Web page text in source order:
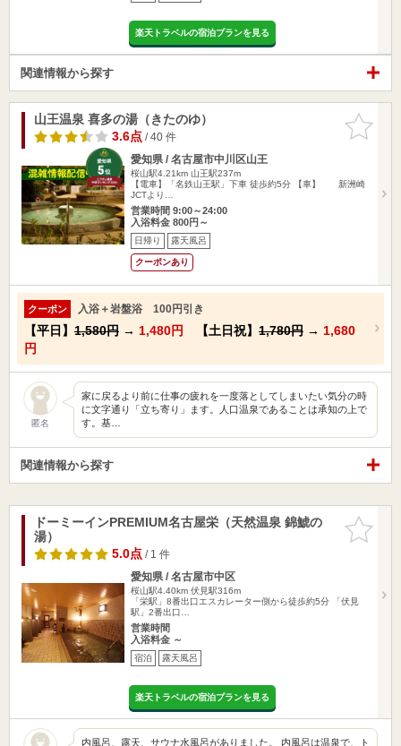
楽天トラベルの宿泊プランを見る
関連情報から探す
お気に入
りに追加
山王温泉 喜多の湯（きたのゆ）
3.6点/ 40 件
愛知県 / 名古屋市中川区山王
桜山駅4.21km 山王駅237m
【電車】「名鉄山王駅」下車 徒歩約5分 【車】 新洲崎
JCTより…
営業時間 9:00～24:00
入浴料金 800円～
日帰り 露天風呂
クーポンあり
クーポン 入浴＋岩盤浴 100円引き
【平日】 1,580円 → 1,480円 【土日祝】 1,780円 → 1,680
円
匿名
家に戻るより前に仕事の疲れを一度落としてしまいたい気分の時
に文字通り「立ち寄り」ます。人口温泉であることは承知の上で
す。基…
関連情報から探す
お気に入
りに追加
ドーミーインPREMIUM名古屋栄（天然温泉 錦鯱の
湯）
5.0点/ 1 件
愛知県 / 名古屋市中区
桜山駅4.40km 伏見駅316m
「栄駅」8番出口エスカレーター側から徒歩約5分 「伏見
駅」2番出口…
営業時間
入浴料金 ～
宿泊 露天風呂
楽天トラベルの宿泊プランを見る
内風呂、露天、サウナ水風呂がありました。 内風呂は温泉で、ト